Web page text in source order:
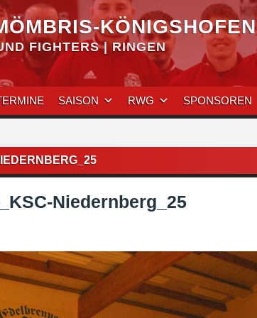
KÖNIGSHOFEN
FIGHTERS | RINGEN
SAISON RWG SPONSOREN
Niedernberg_25